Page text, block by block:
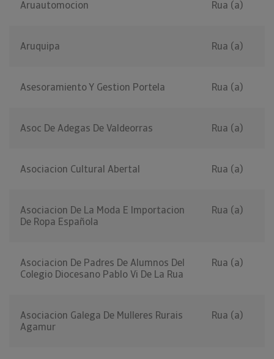
Aruautomocion Rua (a)
Aruquipa Rua (a)
Asesoramiento Y Gestion Portela Rua (a)
Asoc De Adegas De Valdeorras Rua (a)
Asociacion Cultural Abertal Rua (a)
Asociacion De La Moda E Importacion
De Ropa Española
Rua (a)
Asociacion De Padres De Alumnos Del
Colegio Diocesano Pablo Vi De La Rua
Rua (a)
Asociacion Galega De Mulleres Rurais
Agamur
Rua (a)